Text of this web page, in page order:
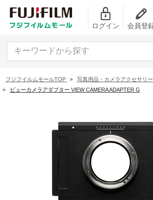
ログイン 会員登録
フジフイルムモールTOP > 写真用品・カメラアクセサリー
>
ビューカメラアダプター VIEW CAMERA ADAPTER G